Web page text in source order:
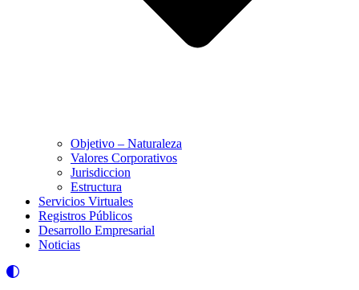
Objetivo – Naturaleza
Valores Corporativos
Jurisdiccion
Estructura
Servicios Virtuales
Registros Públicos
Desarrollo Empresarial
Noticias